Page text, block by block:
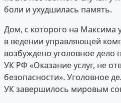
боли и ухудшилась память.
Дом, с которого на Максима
в ведении управляющей
возбуждено уголовное дело
УК РФ «Оказание услуг, не
безопасности». Уголовное
УК завершилось мировым